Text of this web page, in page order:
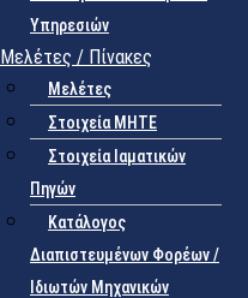
Υπηρεσιών
Μελέτες / Πίνακες
Μελέτες
Στοιχεία ΜΗΤΕ
Στοιχεία Ιαματικών
Πηγών
Κατάλογος
Διαπιστευμένων Φορέων /
Ιδιωτών Μηχανικών